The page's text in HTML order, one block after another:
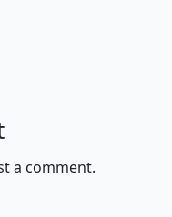
a comment.